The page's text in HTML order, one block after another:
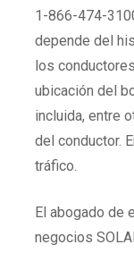
1-866-474-
depende del
los
ubicación del
incluida, entre
del conductor.
tráfico.
El abogado de
negocios